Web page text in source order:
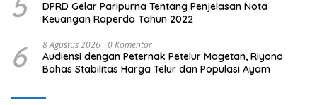
DPRD Gelar Paripurna Tentang Penjelasan Nota
Keuangan Raperda Tahun 2022
6 8 Agustus 2026 0 Komentar
Audiensi dengan Peternak Petelur Magetan, Riyono
Bahas Stabilitas Harga Telur dan Populasi Ayam